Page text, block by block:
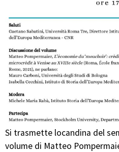
Si trasmette locandina del
volume di Matteo